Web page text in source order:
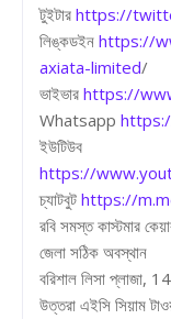
টুইটার https://
লিঙ্কডইন https://
axiata-limited/
ভাইভার https://
Whatsapp
ইউটিউব
https://
চ্যাটবুট https://
রবি সমস্ত কাস্টমার
জেলা সঠিক অবস্থান
বরিশাল লিসা প্লাজা,
উত্তরা এইসি সিয়াম